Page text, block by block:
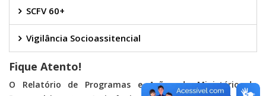
SCFV 60+
Vigilância Socioassitencial
Fique Atento!
O Relatório de Programas e Ações do Ministério do